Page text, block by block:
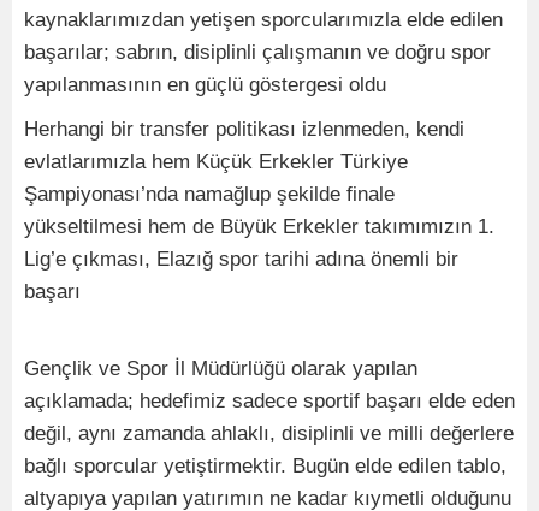
kaynaklarımızdan yetişen sporcularımızla elde edilen
başarılar; sabrın, disiplinli çalışmanın ve doğru spor
yapılanmasının en güçlü göstergesi oldu
Herhangi bir transfer politikası izlenmeden, kendi
evlatlarımızla hem Küçük Erkekler Türkiye
Şampiyonası’nda namağlup şekilde finale
yükseltilmesi hem de Büyük Erkekler takımımızın 1.
Lig’e çıkması, Elazığ spor tarihi adına önemli bir
başarı
Gençlik ve Spor İl Müdürlüğü olarak yapılan
açıklamada; hedefimiz sadece sportif başarı elde eden
değil, aynı zamanda ahlaklı, disiplinli ve milli değerlere
bağlı sporcular yetiştirmektir. Bugün elde edilen tablo,
altyapıya yapılan yatırımın ne kadar kıymetli olduğunu